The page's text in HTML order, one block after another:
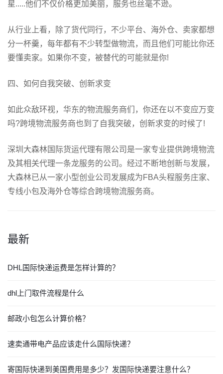
星.....他们不仅价格更加美丽，服务也丝毫不逊。
从行业上看，除了货代同行，不少平台、海外仓、卖家都想
分一杯羹，每年都有不少转型做物流，而且他们可能比你还
要懂卖家。如果你不变，被替代的可能就是你!
四、如何自我突破、创新求变
如此众敌环视，华东的物流服务商们，你还在以不变应万变
吗?跨境物流服务商也到了自我突破，创新求变的时候了!
深圳大森林国际货运代理有限公司是一家专业提供跨境物流
及其相关代理一条龙服务的公司。经过不断地创新与发展，
大森林已从一家小型创业公司发展成为FBA头程服务庄家、
专线小包及海外仓等综合跨境物流服务商。
最新
DHL国际快递运费是怎样计算的？
dhl上门取件流程是什么
邮政小包怎么计算价格？
速卖通带电产品应该走什么国际快递？
寄国际快递到美国费用是多少？发国际快递要注意什么？